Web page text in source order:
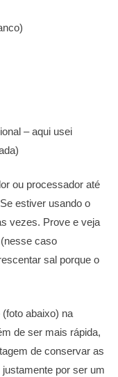
– aqui usei
ou processador até
estiver usando o
vezes. Prove e veja
caso
sal porque o
abaixo) na
de ser mais rápida,
de conservar as
por ser um